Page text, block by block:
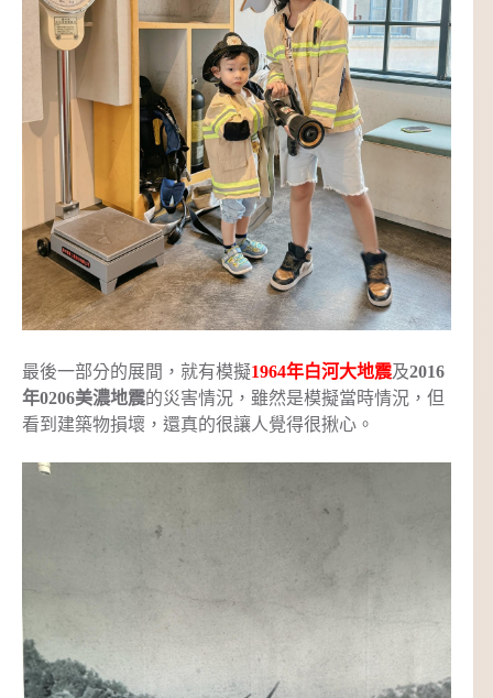
最後一部分的展間，就有模擬1964年白河大地震及2016
年0206美濃地震的災害情況，雖然是模擬當時情況，但
看到建築物損壞，還真的很讓人覺得很揪心。